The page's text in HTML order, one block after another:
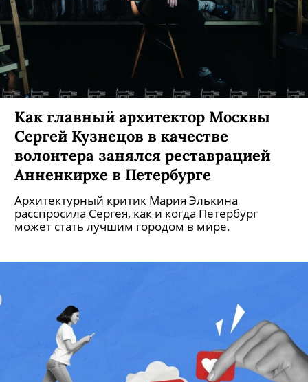
Как главный архитектор Москвы
Сергей Кузнецов в качестве
волонтера занялся реставрацией
Анненкирхе в Петербурге
Архитектурный критик Мария Элькина